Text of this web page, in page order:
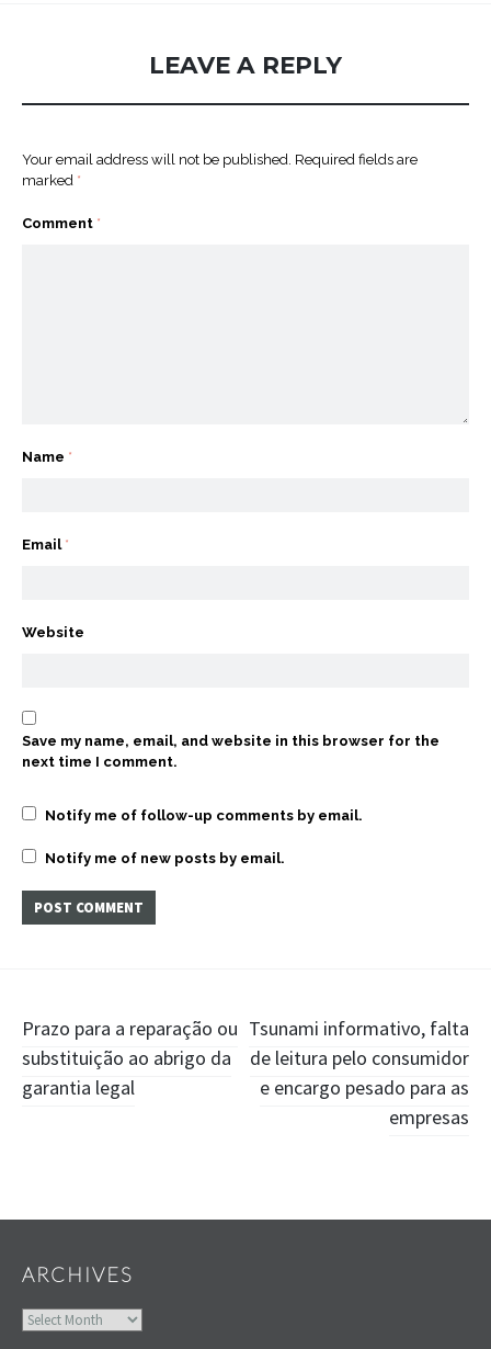
LEAVE A REPLY
Your email address will not be published. Required fields are
marked *
Comment *
Name *
Email *
Website
Save my name, email, and website in this browser for the
next time I comment.
Notify me of follow-up comments by email.
Notify me of new posts by email.
Post
navigation
Prazo para a reparação ou
substituição ao abrigo da
garantia legal
Tsunami informativo, falta
de leitura pelo consumidor
e encargo pesado para as
empresas
ARCHIVES
Archives